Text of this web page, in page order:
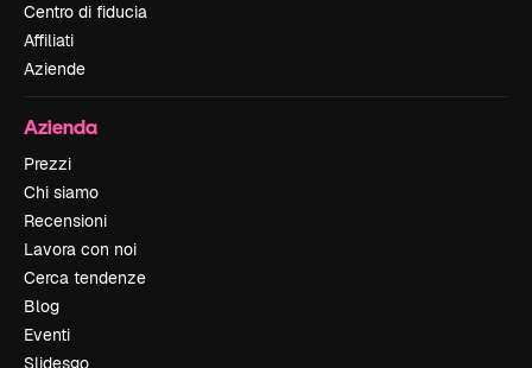
Centro di fiducia
Affiliati
Aziende
Azienda
Prezzi
Chi siamo
Recensioni
Lavora con noi
Cerca tendenze
Blog
Eventi
Slidesgo